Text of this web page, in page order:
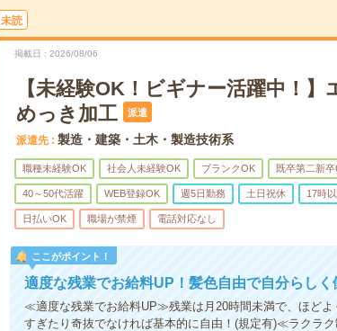
未読
掲載日 2026/08/06
【未経験OK！ビギナー活躍中！
めっき加工
派遣
派遣先 製造・建築・土木・製造技術系
職種未経験OK 社会人未経験OK ブランクOK 既卒第二新
40～50代活躍 WEB登録OK 週5日勤務 土日祝休 17時
日払いOK 職場が禁煙 電話対応なし
ここがポイント！
適度な残業でお給料UP！髪色自由で自分らしく
≪適度な残業でお給料UP≫残業は月20時間未満で、ほど
すぎたり奇抜でなければ基本的に自由！(規定有)≪ラクラ